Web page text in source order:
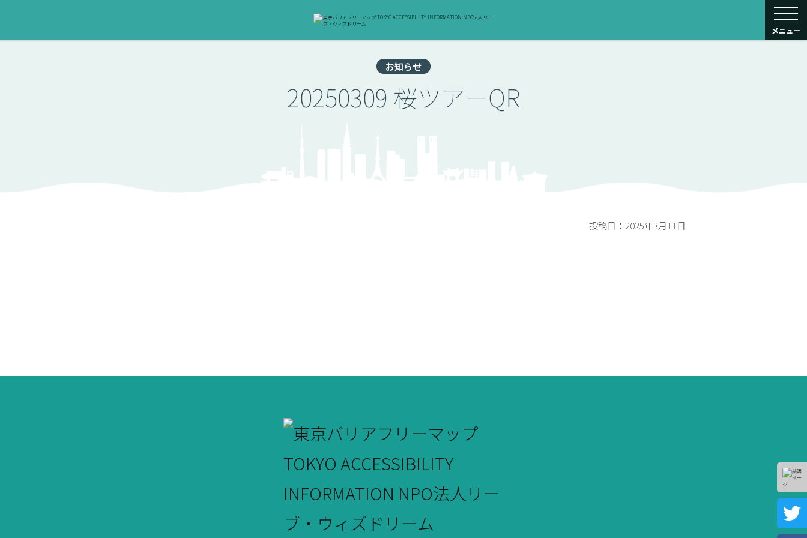
メニュー
お知らせ
20250309 桜ツアーQR
投稿日：2025年3月11日